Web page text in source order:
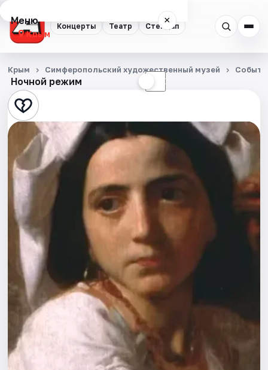
Концерты Театр Стендап
Меню ×
Крым
Концерты
Театр
Стендап
События
Города
Площадки
Артисты
Рейтинги
Ночной режим ☾
Крым Симферопольский художественный музей